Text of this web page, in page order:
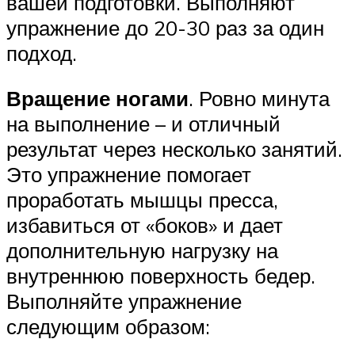
упражнение до 20-30 раз за один
подход.
Вращение ногами. Ровно минута
на выполнение – и отличный
результат через несколько занятий.
Это упражнение помогает
проработать мышцы пресса,
избавиться от «боков» и дает
дополнительную нагрузку на
внутреннюю поверхность бедер.
Выполняйте упражнение
следующим образом: